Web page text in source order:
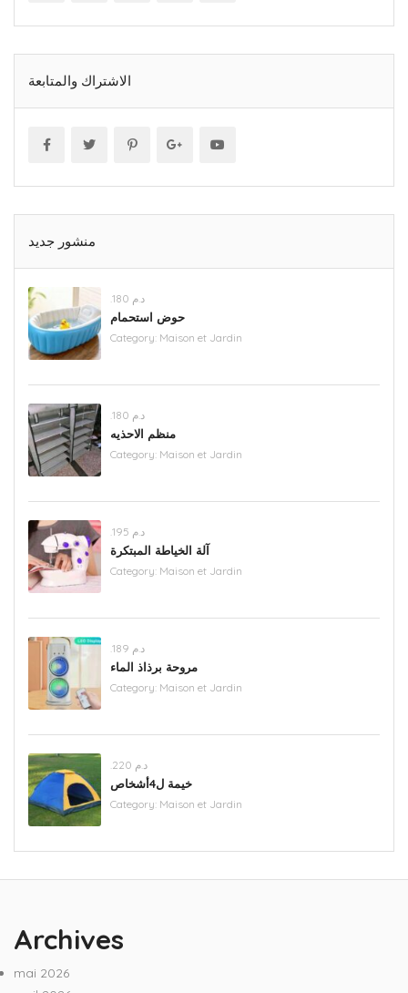
الاشتراك والمتابعة
منشور جديد
.د.م 180
حوض استحمام
Category: Maison et Jardin
.د.م 180
منظم الاحذيه
Category: Maison et Jardin
.د.م 195
آلة الخياطة المبتكرة
Category: Maison et Jardin
.د.م 189
مروحة برذاذ الماء
Category: Maison et Jardin
.د.م 220
خيمة ل4أشخاص
Category: Maison et Jardin
Archives
mai 2026